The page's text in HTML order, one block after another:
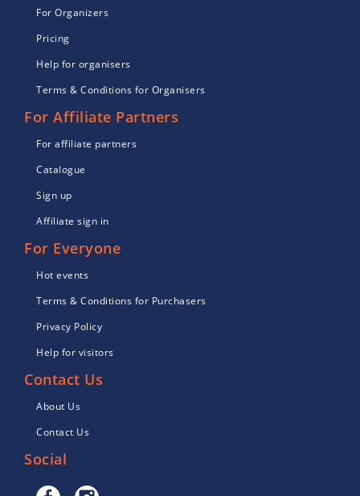
For Organizers
Pricing
Help for organisers
Terms & Conditions for Organisers
For Affiliate Partners
For affiliate partners
Catalogue
Sign up
Affiliate sign in
For Everyone
Hot events
Terms & Conditions for Purchasers
Privacy Policy
Help for visitors
Contact Us
About Us
Contact Us
Social